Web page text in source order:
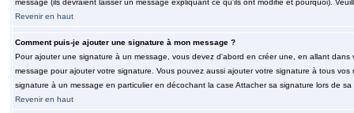
message (ils devraient laisser un message expliquant ce qu'ils ont modifié et pourquoi).
Revenir en haut
Comment puis-je ajouter une signature à mon message ?
Pour ajouter une signature à un message, vous devez d'abord en créer une, en allant
message pour ajouter votre signature. Vous pouvez aussi ajouter votre signature à tous
signature à un message en particulier en décochant la case Attacher sa signature lors de sa
Revenir en haut